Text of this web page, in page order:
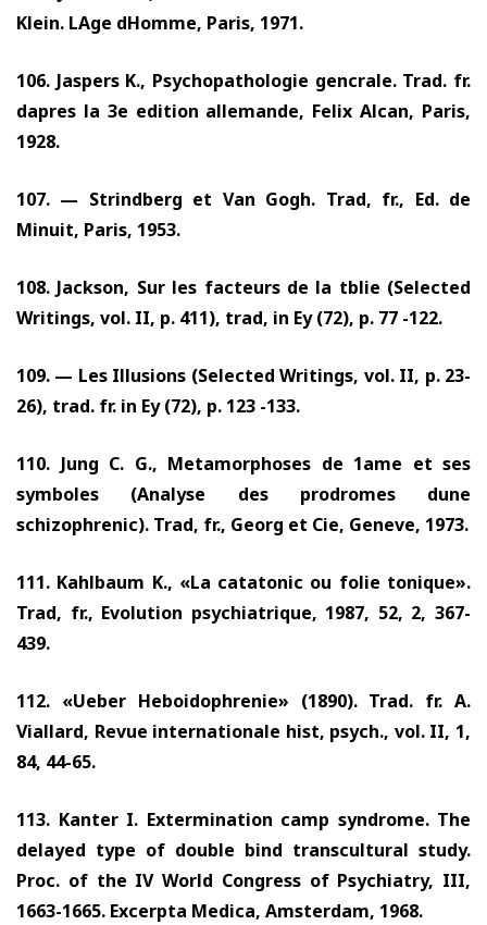
Klein. LAge dHomme, Paris, 1971.
106. Jaspers K., Psychopathologie gencrale. Trad. fr.
dapres la 3e edition allemande, Felix Alcan, Paris,
1928.
107. — Strindberg et Van Gogh. Trad, fr., Ed. de
Minuit, Paris, 1953.
108. Jackson, Sur les facteurs de la tblie (Selected
Writings, vol. II, p. 411), trad, in Ey(72), p. 77 -122.
109. — Les Illusions (Selected Writings, vol. II, p. 23-
26), trad. fr. in Ey(72), p. 123 -133.
110. Jung C. G., Metamorphoses de 1ame et ses
symboles (Analyse des prodromes dune
schizophrenic). Trad, fr., Georg et Cie, Geneve, 1973.
111. Kahlbaum K., «La catatonic ou folie tonique».
Trad, fr., Evolution psychiatrique, 1987, 52, 2, 367-
439.
112. «Ueber Heboidophrenie» (1890). Trad. fr. A.
Viallard, Revue internationale hist, psych., vol. II, 1,
84, 44-65.
113. Kanter I. Extermination camp syndrome. The
delayed type of double bind transcultural study.
Proc. of the IV World Congress of Psychiatry, III,
1663-1665. Excerpta Medica, Amsterdam, 1968.